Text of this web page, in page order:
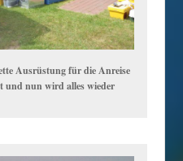
Ausrüstung für die Anreise
und nun wird alles wieder